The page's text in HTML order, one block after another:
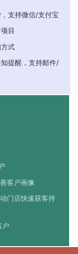
支持微信/支付宝
目
式
提醒，支持邮件/
客户画像
门店快速获客持
户